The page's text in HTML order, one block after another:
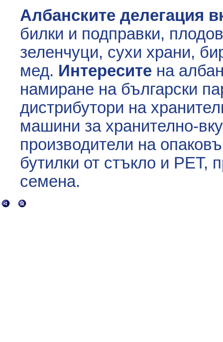
Албанските делегация
билки и подправки,
зеленчуци, сухи храни,
мед. Интересите на
намиране на български
дистрибутори на
машини за хранително-
производители на
бутилки от стъкло и РЕТ,
семена.